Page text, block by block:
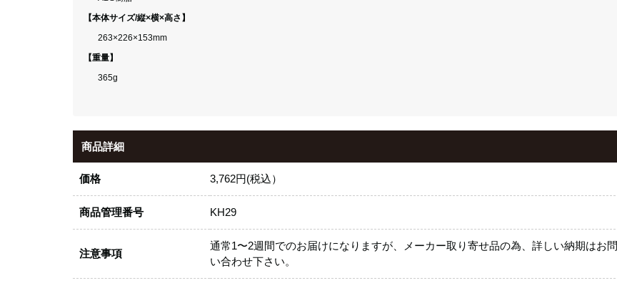
【本体サイズ/縦×横×高さ】
263×226×153mm
【重量】
365g
商品詳細
価格 3,762円(税込）
商品管理番号 KH29
注意事項
通常1〜2週間でのお届けになりますが、メーカー取り寄せ品の為、詳しい納期はお問
い合わせ下さい。